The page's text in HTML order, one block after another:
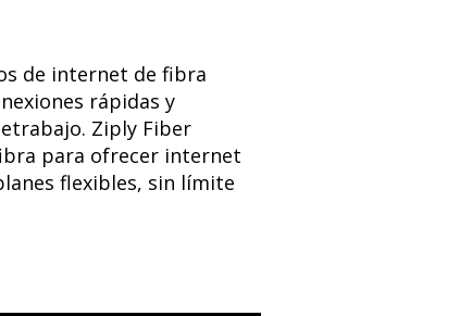
de internet de fibra
rápidas y
Ziply Fiber
para ofrecer internet
flexibles, sin límite